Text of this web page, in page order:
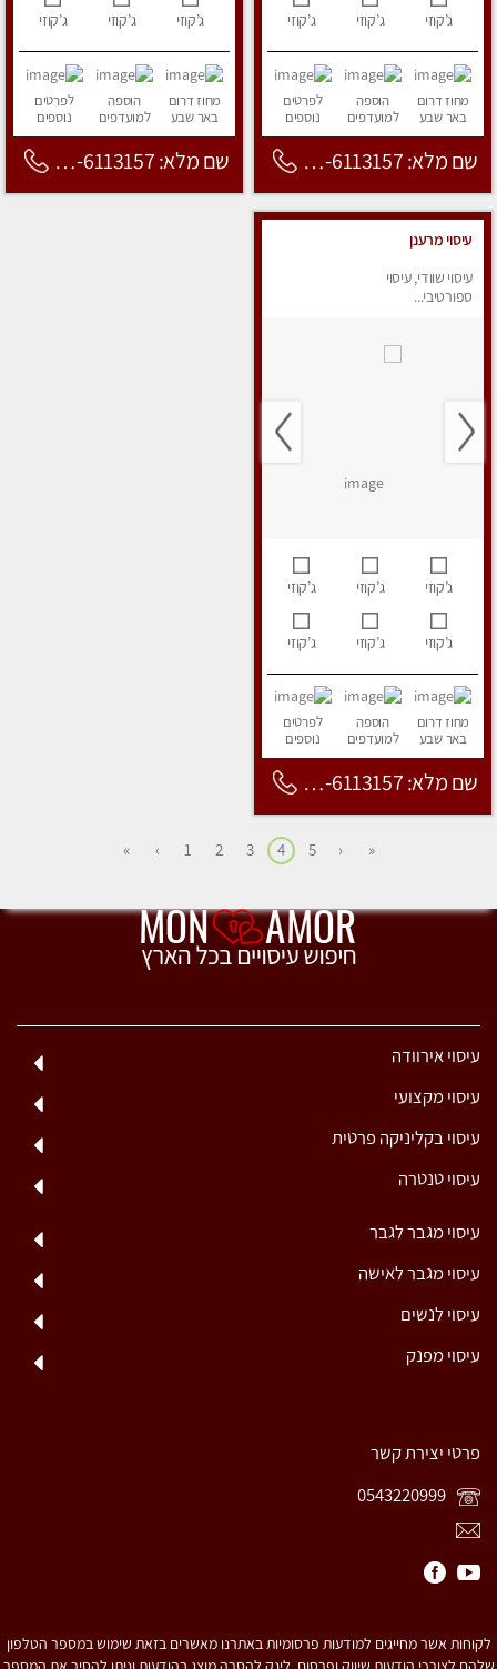
ג’קוזי ג’קוזי ג’קוזי
מחוז דרום
באר שבע
הוספה
למועדפים
לפרטים
נוספים
שם מלא: 053-6113157
ג’קוזי ג’קוזי ג’קוזי
מחוז דרום
באר שבע
הוספה
למועדפים
לפרטים
נוספים
שם מלא: 053-6113157
עיסוי מרענן
עיסוי שוודי, עיסוי
ספורטיבי...
ג’קוזי ג’קוזי ג’קוזי
ג’קוזי ג’קוזי ג’קוזי
מחוז דרום
באר שבע
הוספה
למועדפים
לפרטים
נוספים
שם מלא: 053-6113157
«
‹
5
4
3
2
1
›
»
עיסוי אירוודה
עיסוי מקצועי
עיסוי בקליניקה פרטית
עיסוי טנטרה
עיסוי מגבר לגבר
עיסוי מגבר לאישה
עיסוי לנשים
עיסוי מפנק
פרטי יצירת קשר
לקוחות אשר מחייגים למודעות פרסומיות באתרנו מאשרים בזאת שימוש במספר הטלפון